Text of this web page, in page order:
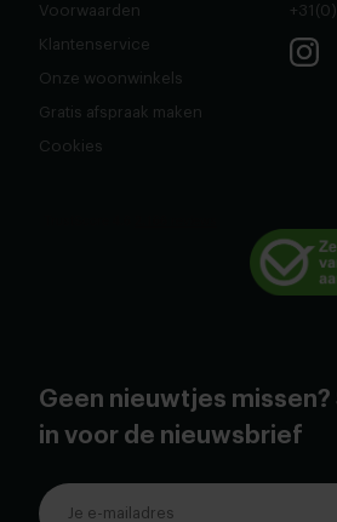
Voorwaarden
Klantenservice
Onze woonwinkels
Gratis afspraak maken
Cookies
Geen nieuwtjes
in voor de nieuwsbrief